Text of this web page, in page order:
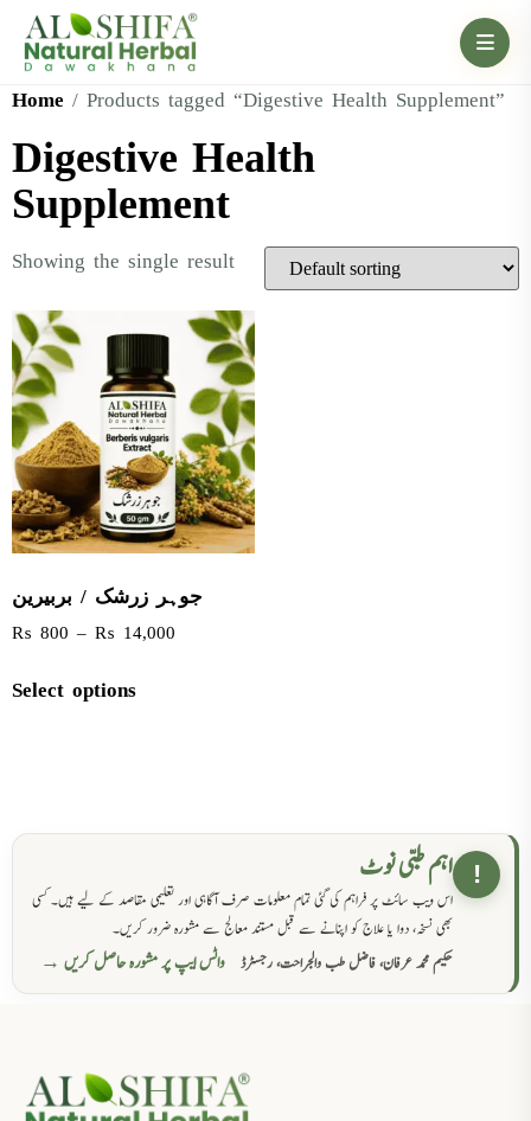
Home / Products tagged “Digestive Health Supplement”
Digestive Health
Supplement
Showing the single result
جوہر زرشک / بربیرین
₨ 800 – ₨ 14,000
Select options
! اہم طبی نوٹ
اس ویب سائٹ پر فراہم کی گئی تمام معلومات صرف آگاہی اور تعلیمی مقاصد کے لیے ہیں۔ کسی
بھی نسخہ، دوا یا علاج کو اپنانے سے قبل مستند معالج سے مشورہ ضرور کریں۔
حکیم محمد عرفان، فاضل طب والجراحت، رجسٹرڈ
واٹس ایپ پر مشورہ حاصل کریں →